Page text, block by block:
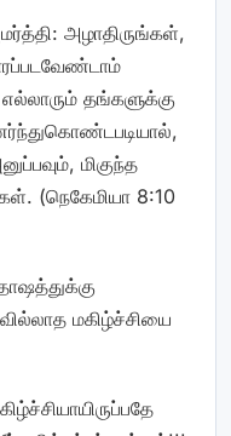
அழாதிருங்கள்,
தங்களுக்கு
மிகுந்த
(நெகேமியா 8:10
மகிழ்ச்சியை